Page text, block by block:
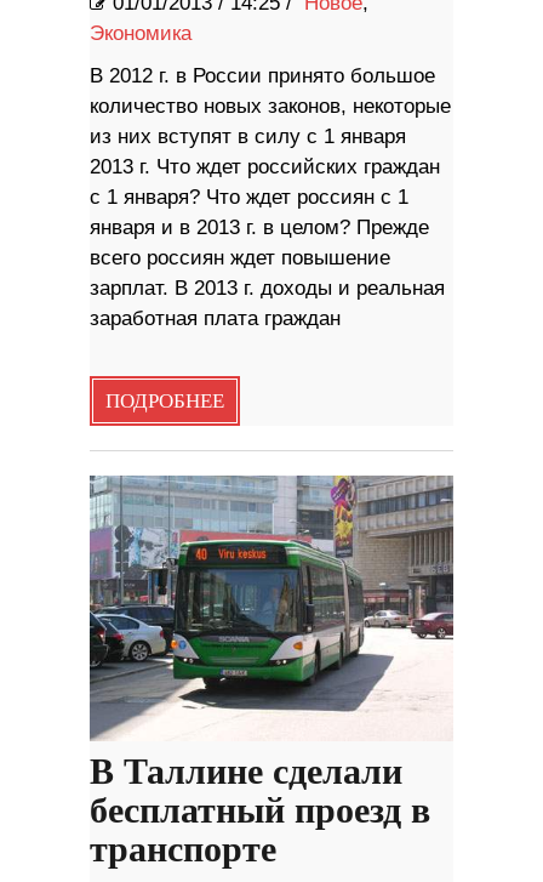
Экономика
В 2012 г. в России принято большое
количество новых законов, некоторые
из них вступят в силу с 1 января
2013 г. Что ждет российских граждан
с 1 января? Что ждет россиян с 1
января и в 2013 г. в целом? Прежде
всего россиян ждет повышение
зарплат. В 2013 г. доходы и реальная
заработная плата граждан
ПОДРОБНЕЕ
В Таллине сделали
бесплатный проезд в
транспорте